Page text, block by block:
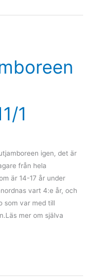
1
igen, det är
från hela
är 14-17 år under
vart 4:e år, och
som var med till
mer om själva